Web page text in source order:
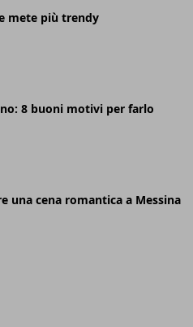
mete più trendy
8 buoni motivi per farlo
una cena romantica a Messina